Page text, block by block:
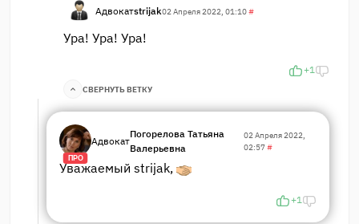
Адвокатstrijak02 Апреля 2022, 01:10#
Ура! Ура! Ура!
+1
СВЕРНУТЬ ВЕТКУ
ПРО
Адвокат
Погорелова Татьяна
Валерьевна
02 Апреля 2022,
02:57#
Уважаемый strijak,
+1